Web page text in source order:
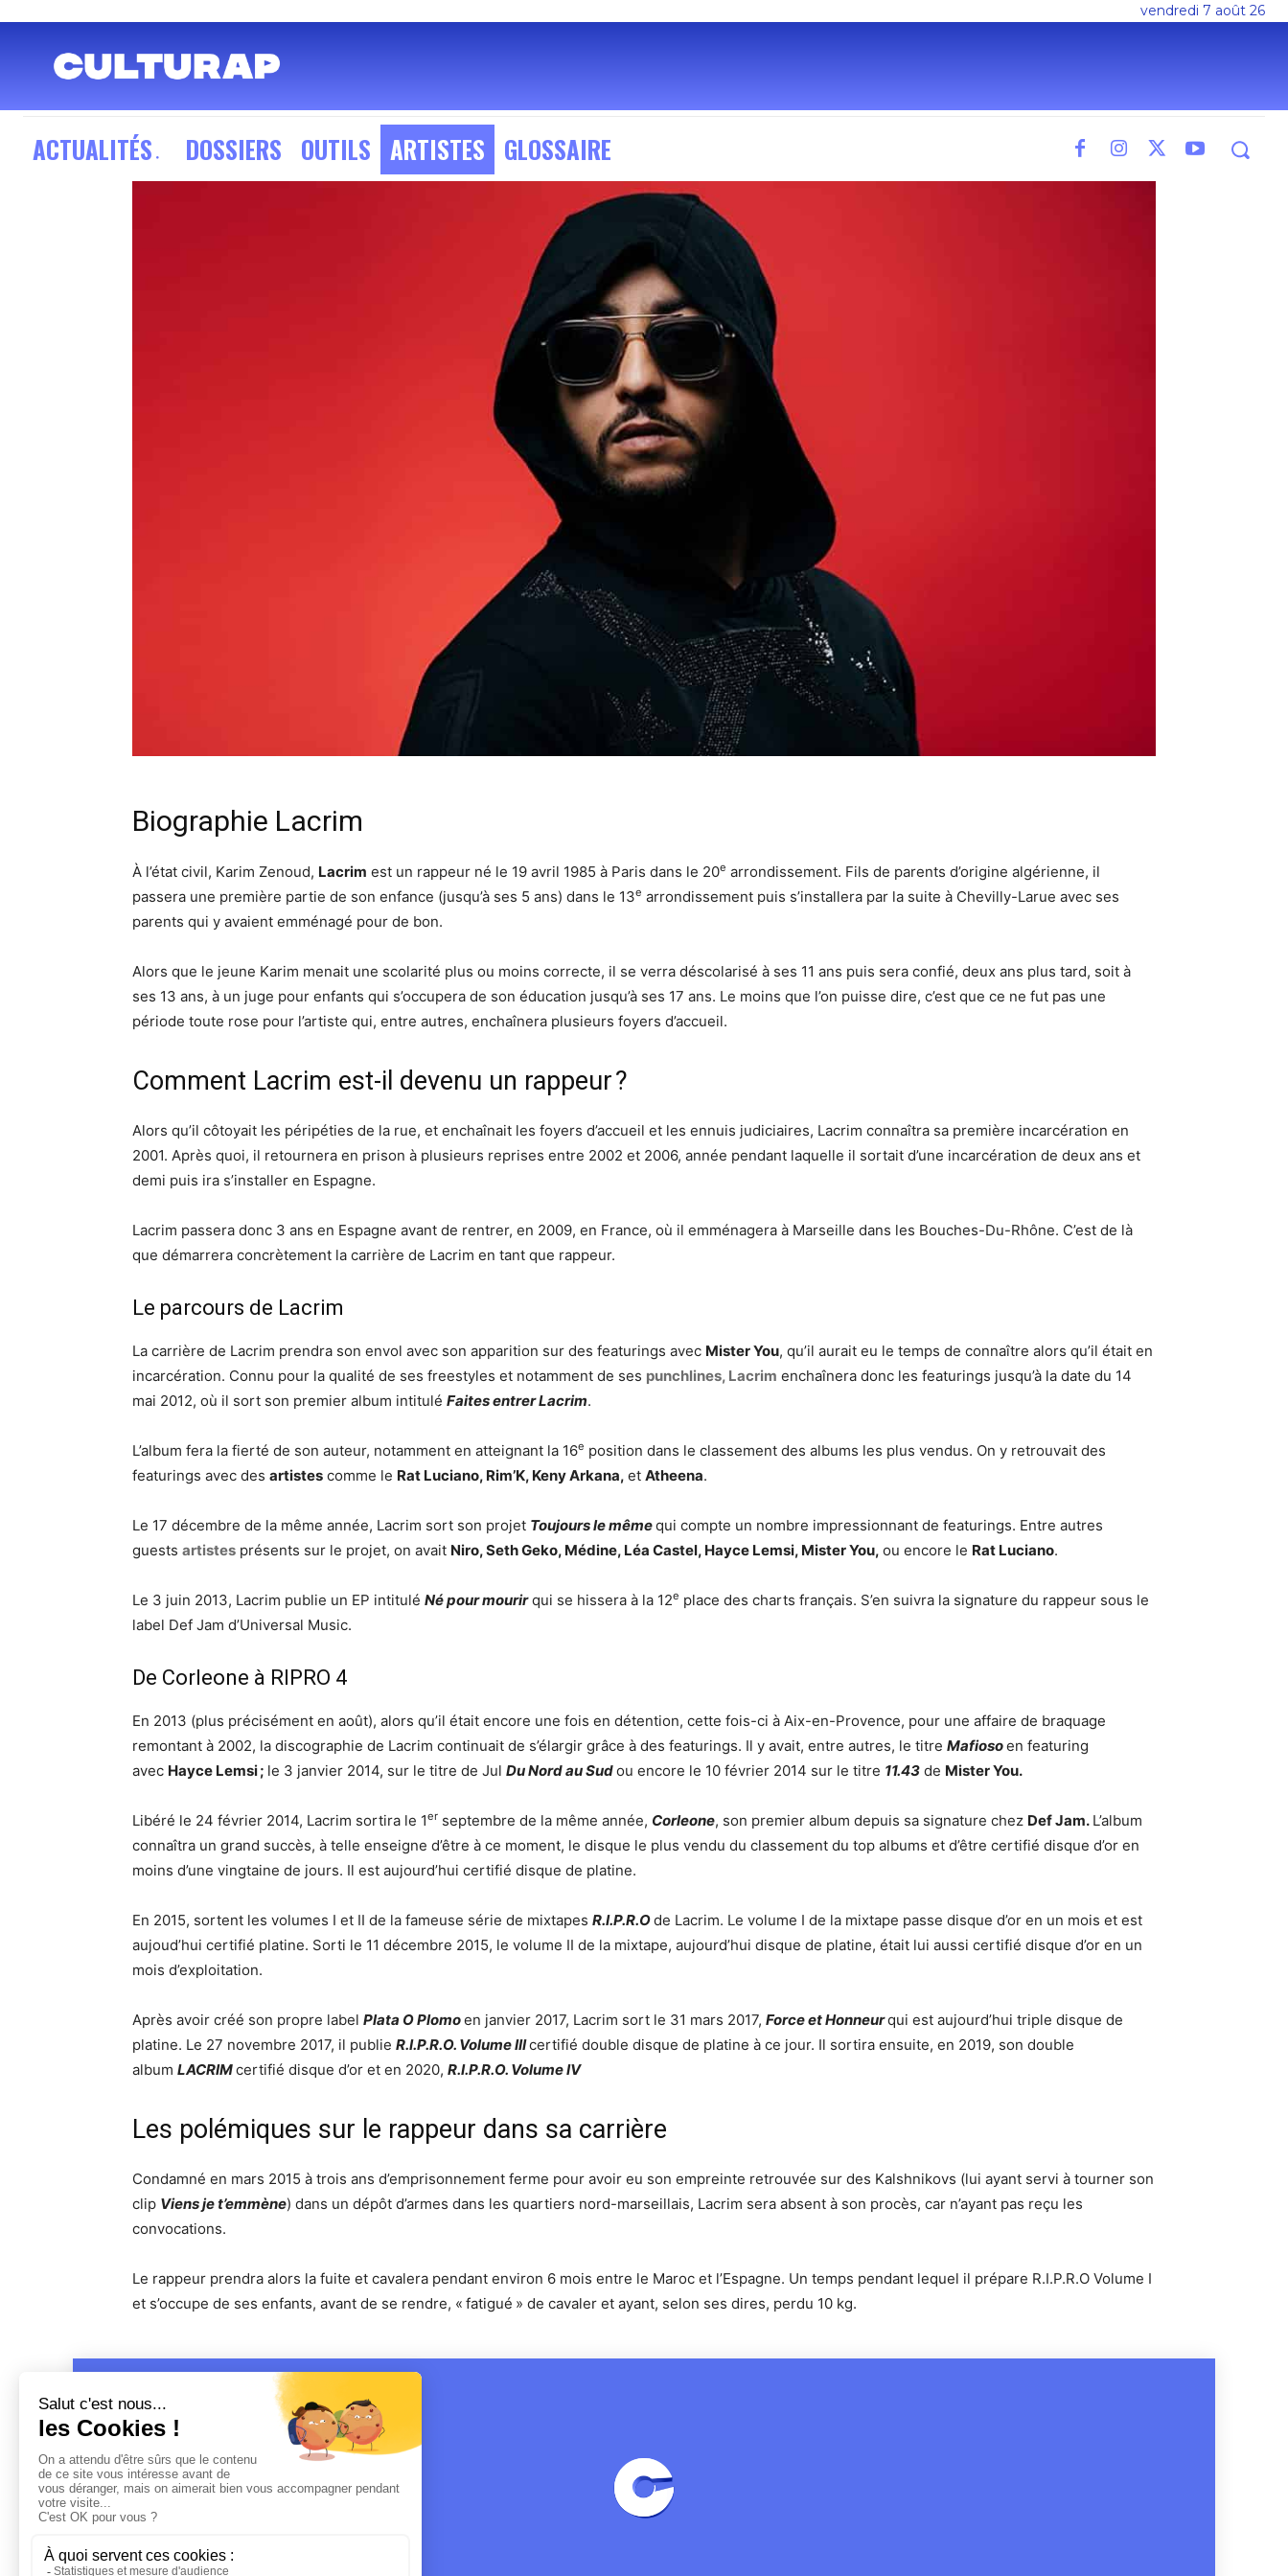
vendredi 7 août 26
ACTUALITÉS DOSSIERS OUTILS ARTISTES GLOSSAIRE
Biographie Lacrim
À l’état civil, Karim Zenoud, Lacrim est un rappeur né le 19 avril 1985 à Paris dans le 20e arrondissement. Fils de parents d’origine algérienne, il
passera une première partie de son enfance (jusqu’à ses 5 ans) dans le 13e arrondissement puis s’installera par la suite à Chevilly-Larue avec ses
parents qui y avaient emménagé pour de bon.
Alors que le jeune Karim menait une scolarité plus ou moins correcte, il se verra déscolarisé à ses 11 ans puis sera confié, deux ans plus tard, soit à
ses 13 ans, à un juge pour enfants qui s’occupera de son éducation jusqu’à ses 17 ans. Le moins que l’on puisse dire, c’est que ce ne fut pas une
période toute rose pour l’artiste qui, entre autres, enchaînera plusieurs foyers d’accueil.
Comment Lacrim est-il devenu un rappeur ?
Alors qu’il côtoyait les péripéties de la rue, et enchaînait les foyers d’accueil et les ennuis judiciaires, Lacrim connaîtra sa première incarcération en
2001. Après quoi, il retournera en prison à plusieurs reprises entre 2002 et 2006, année pendant laquelle il sortait d’une incarcération de deux ans et
demi puis ira s’installer en Espagne.
Lacrim passera donc 3 ans en Espagne avant de rentrer, en 2009, en France, où il emménagera à Marseille dans les Bouches-Du-Rhône. C’est de là
que démarrera concrètement la carrière de Lacrim en tant que rappeur.
Le parcours de Lacrim
La carrière de Lacrim prendra son envol avec son apparition sur des featurings avec Mister You, qu’il aurait eu le temps de connaître alors qu’il était en
incarcération. Connu pour la qualité de ses freestyles et notamment de ses punchlines, Lacrim enchaînera donc les featurings jusqu’à la date du 14
mai 2012, où il sort son premier album intitulé Faites entrer Lacrim.
L’album fera la fierté de son auteur, notamment en atteignant la 16e position dans le classement des albums les plus vendus. On y retrouvait des
featurings avec des artistes comme le Rat Luciano, Rim’K, Keny Arkana, et Atheena.
Le 17 décembre de la même année, Lacrim sort son projet Toujours le mêmequi compte un nombre impressionnant de featurings. Entre autres
guests artistes présents sur le projet, on avait Niro, Seth Geko, Médine, Léa Castel, Hayce Lemsi, Mister You, ou encore le Rat Luciano.
Le 3 juin 2013, Lacrim publie un EP intitulé Né pour mourirqui se hissera à la 12e place des charts français. S’en suivra la signature du rappeur sous le
label Def Jam d’Universal Music.
De Corleone à RIPRO 4
En 2013 (plus précisément en août), alors qu’il était encore une fois en détention, cette fois-ci à Aix-en-Provence, pour une affaire de braquage
remontant à 2002, la discographie de Lacrim continuait de s’élargir grâce à des featurings. Il y avait, entre autres, le titre Mafiosoen featuring
avec Hayce Lemsi ; le 3 janvier 2014, sur le titre de Jul Du Nord au Sudou encore le 10 février 2014 sur le titre 11.43 de Mister You.
Libéré le 24 février 2014, Lacrim sortira le 1er septembre de la même année, Corleone, son premier album depuis sa signature chez Def Jam. L’album
connaîtra un grand succès, à telle enseigne d’être à ce moment, le disque le plus vendu du classement du top albums et d’être certifié disque d’or en
moins d’une vingtaine de jours. Il est aujourd’hui certifié disque de platine.
En 2015, sortent les volumes I et II de la fameuse série de mixtapes R.I.P.R.Ode Lacrim. Le volume I de la mixtape passe disque d’or en un mois et est
aujoud’hui certifié platine. Sorti le 11 décembre 2015, le volume II de la mixtape, aujourd’hui disque de platine, était lui aussi certifié disque d’or en un
mois d’exploitation.
Après avoir créé son propre label Plata O Plomoen janvier 2017, Lacrim sort le 31 mars 2017, Force et Honneurqui est aujourd’hui triple disque de
platine. Le 27 novembre 2017, il publie R.I.P.R.O. Volume IIIcertifié double disque de platine à ce jour. Il sortira ensuite, en 2019, son double
album LACRIMcertifié disque d’or et en 2020, R.I.P.R.O. Volume IV
Les polémiques sur le rappeur dans sa carrière
Condamné en mars 2015 à trois ans d’emprisonnement ferme pour avoir eu son empreinte retrouvée sur des Kalshnikovs (lui ayant servi à tourner son
clip Viens je t’emmène) dans un dépôt d’armes dans les quartiers nord-marseillais, Lacrim sera absent à son procès, car n’ayant pas reçu les
convocations.
Le rappeur prendra alors la fuite et cavalera pendant environ 6 mois entre le Maroc et l’Espagne. Un temps pendant lequel il prépare R.I.P.R.O Volume I
et s’occupe de ses enfants, avant de se rendre, « fatigué » de cavaler et ayant, selon ses dires, perdu 10 kg.